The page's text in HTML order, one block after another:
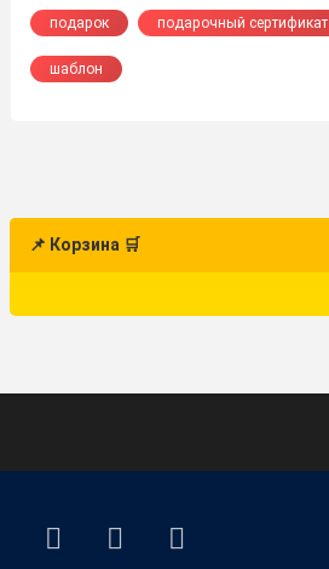
подарок
подарочный сертификат
шаблон
📌 Корзина 🛒
ВКонтакте
YouTube
E-mail